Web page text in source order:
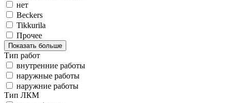
нет
Beckers
Tikkurila
Прочее
Показать больше
Тип работ
внутренние работы
наружные работы
наружние работы
Тип ЛКМ